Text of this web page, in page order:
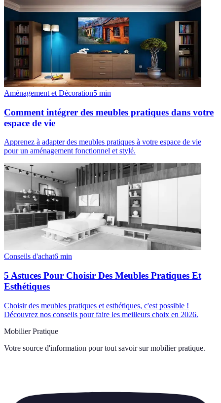
Aménagement et Décoration5 min
Comment intégrer des meubles pratiques dans votre
espace de vie
Apprenez à adapter des meubles pratiques à votre espace de vie
pour un aménagement fonctionnel et stylé.
Conseils d'achat6 min
5 Astuces Pour Choisir Des Meubles Pratiques Et
Esthétiques
Choisir des meubles pratiques et esthétiques, c'est possible !
Découvrez nos conseils pour faire les meilleurs choix en 2026.
Mobilier Pratique
Votre source d'information pour tout savoir sur mobilier pratique.